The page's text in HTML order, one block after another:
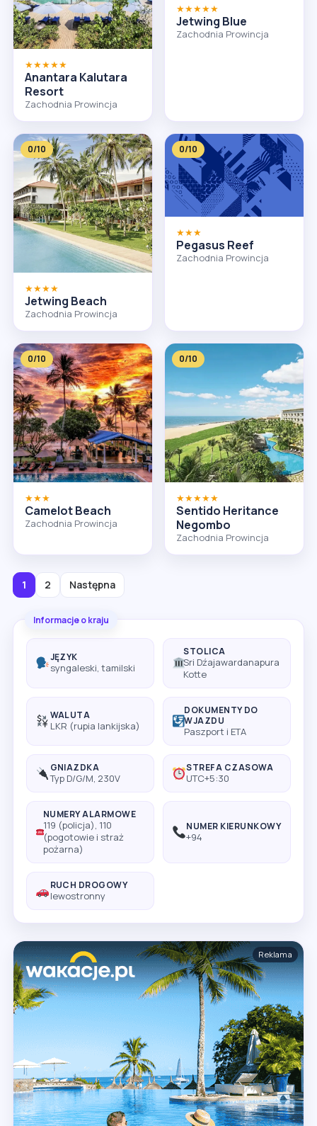
★★★★★
Anantara Kalutara
Resort
Zachodnia Prowincja
★★★★★
Jetwing Blue
Zachodnia Prowincja
0/10
★★★★
Jetwing Beach
Zachodnia Prowincja
0/10
★★★
Pegasus Reef
Zachodnia Prowincja
0/10
★★★
Camelot Beach
Zachodnia Prowincja
0/10
★★★★★
Sentido Heritance
Negombo
Zachodnia Prowincja
1 2 Następna
Informacje o kraju
JĘZYK
syngaleski, tamilski
STOLICA
Sri Dźajawardanapura
Kotte
WALUTA
LKR (rupia lankijska)
DOKUMENTY DO
WJAZDU
Paszport i ETA
GNIAZDKA
Typ D/G/M, 230V
STREFA CZASOWA
UTC+5:30
NUMERY ALARMOWE
119 (policja), 110
(pogotowie i straż
pożarna)
NUMER KIERUNKOWY
+94
RUCH DROGOWY
lewostronny
Reklama